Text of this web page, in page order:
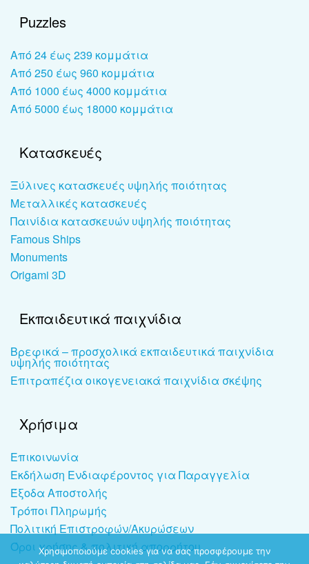
Puzzles
Από 24 έως 239 κομμάτια
Από 250 έως 960 κομμάτια
Από 1000 έως 4000 κομμάτια
Από 5000 έως 18000 κομμάτια
Κατασκευές
Ξύλινες κατασκευές υψηλής ποιότητας
Μεταλλικές κατασκευές
Παινίδια κατασκευών υψηλής ποιότητας
Famous Ships
Monuments
Origami 3D
Εκπαιδευτικά παιχνίδια
Βρεφικά – προσχολικά εκπαιδευτικά παιχνίδια
υψηλής ποιότητας
Επιτραπέζια οικογενειακά παιχνίδια σκέψης
Χρήσιμα
Επικοινωνία
Εκδήλωση Ενδιαφέροντος για Παραγγελία
Έξοδα Αποστολής
Τρόποι Πληρωμής
Πολιτική Επιστροφών/Ακυρώσεων
Όροι χρήσης & πολιτική απορρήτου
Χρησιμοποιούμε cookies για να σας προσφέρουμε την